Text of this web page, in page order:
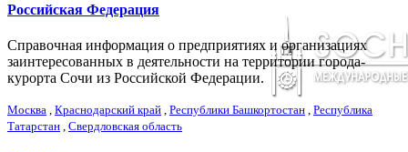
Российская Федерация
Справочная информация о предприятиях и организациях
заинтересованных в деятельности на территории города-
курорта Сочи из Российской Федерации.
Москва Краснодарский край Республики Башкортостан Республика
Татарстан Свердловская область